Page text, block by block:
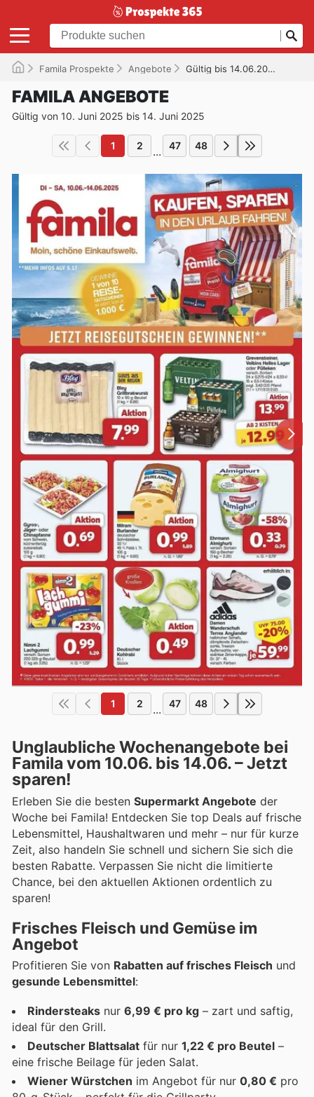
Famila Prospekte Angebote Gültig bis 14.06.2025
FAMILA ANGEBOTE
Gültig von 10. Juni 2025 bis 14. Juni 2025
1 2 ... 47 48
1 2 ... 47 48
Unglaubliche Wochenangebote bei
Famila vom 10.06. bis 14.06. – Jetzt
sparen!
Erleben Sie die besten Supermarkt Angebote der
Woche bei Famila! Entdecken Sie top Deals auf frische
Lebensmittel, Haushaltwaren und mehr – nur für kurze
Zeit, also handeln Sie schnell und sichern Sie sich die
besten Rabatte. Verpassen Sie nicht die limitierte
Chance, bei den aktuellen Aktionen ordentlich zu
sparen!
Frisches Fleisch und Gemüse im
Angebot
Profitieren Sie von Rabatten auf frisches Fleisch und
gesunde Lebensmittel:
Rindersteaks nur 6,99 € pro kg – zart und saftig,
ideal für den Grill.
Deutscher Blattsalat für nur 1,22 € pro Beutel –
eine frische Beilage für jeden Salat.
Wiener Würstchen im Angebot für nur 0,80 € pro